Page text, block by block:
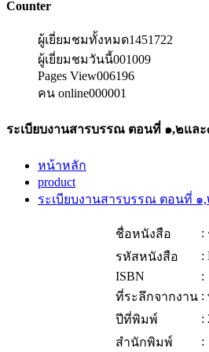
Counter
ผู้เยี่ยมชมทั้งหมด1451722
ผู้เยี่ยมชมวันนี้001009
Pages View006196
คน online000001
ระเบียบงานสารบรรณ ตอนที่ ๑,๒แล
หน้าหลัก
product
ระเบียบงานสารบรรณ ตอนที่ ๑
ชื่อหนังสือ :
รหัสหนังสือ
:
ISBN
:
ที่ระลึกจากงาน :
ปีที่พิมพ์
:
สำนักพิมพ์
: